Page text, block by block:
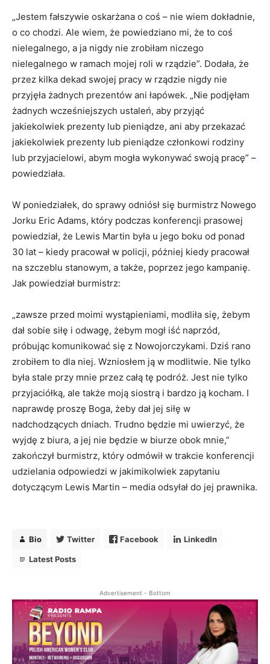
Bio Twitter Facebook LinkedIn
„Jestem fałszywie oskarżana o coś – nie wiem dokładnie,
o co chodzi. Ale wiem, że powiedziano mi, że to coś
nielegalnego, a ja nigdy nie zrobiłam niczego
nielegalnego w ramach mojej roli w rządzie”. Dodała, że ​​
przez kilka dekad swojej pracy w rządzie nigdy nie
przyjęła żadnych prezentów ani łapówek. „Nie podjęłam
żadnych wcześniejszych ustaleń, aby przyjąć
jakiekolwiek prezenty lub pieniądze, ani aby przekazać
jakiekolwiek prezenty lub pieniądze członkowi rodziny
lub przyjacielowi, abym mogła wykonywać swoją pracę” –
powiedziała.
W poniedziałek, do sprawy odniósł się burmistrz Nowego
Jorku Eric Adams, który podczas konferencji prasowej
powiedział, że Lewis Martin była u jego boku od ponad
30 lat – kiedy pracował w policji, póżniej kiedy pracował
na szczeblu stanowym, a także, poprzez jego kampanię.
Jak powiedział burmistrz:
„zawsze przed moimi wystąpieniami, modliła się, żebym
dał sobie siłę i odwagę, żebym mogł iść naprzód,
próbując komunikować się z Nowojorczykami. Dziś rano
zrobiłem to dla niej. Wzniosłem ją w modlitwie. Nie tylko
była stale przy mnie przez całą tę podróż. Jest nie tylko
przyjaciółką, ale także moją siostrą i bardzo ją kocham. I
naprawdę proszę Boga, żeby dał jej siłę w
nadchodzących dniach. Trudno będzie mi uwierzyć, że
wyjdę z biura, a jej nie będzie w biurze obok mnie,”
zakończył burmistrz, który odmówił w trakcie konferencji
udzielania odpowiedzi w jakimikolwiek zapytaniu
dotyczącym Lewis Martin – media odsyłał do jej prawnika.
Bio Twitter Facebook LinkedIn
Latest Posts
Advertisement - Bottom